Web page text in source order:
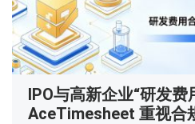
IPO与高新企业“研发费
AceTimesheet 重视合